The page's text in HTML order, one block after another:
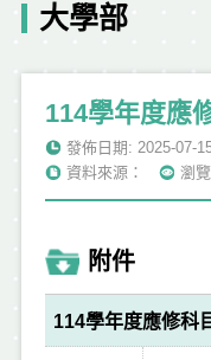
大學部
114學年度應
發佈日期: 2025-07-
資料來源：
瀏
附件
114學年度應修科